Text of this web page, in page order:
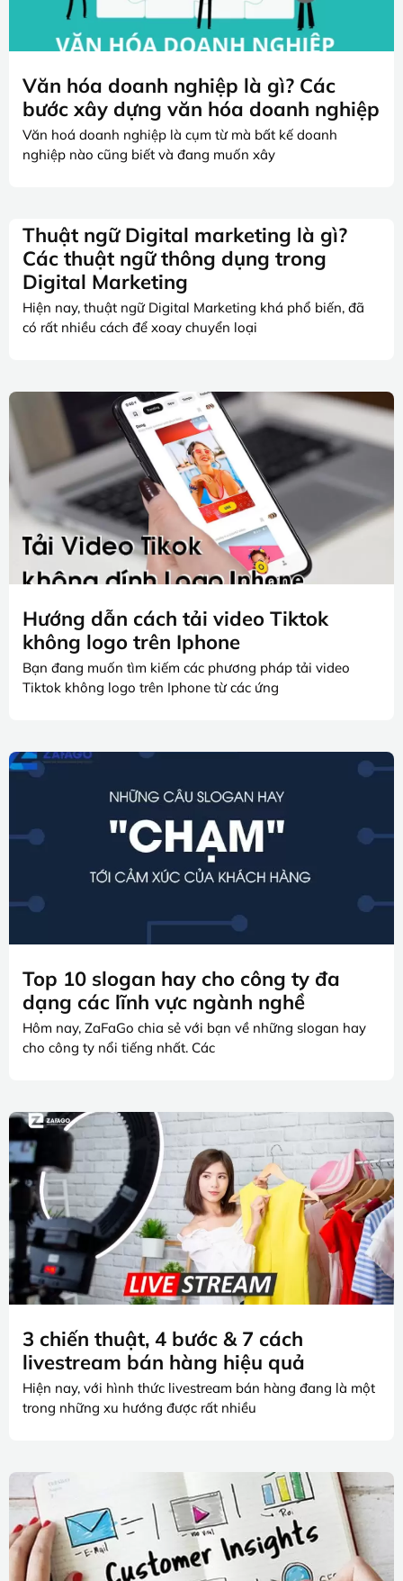
Văn hóa doanh nghiệp là gì? Các
bước xây dựng văn hóa doanh nghiệp
Văn hoá doanh nghiệp là cụm từ mà bất kế doanh
nghiệp nào cũng biết và đang muốn xây
Thuật ngữ Digital marketing là gì?
Các thuật ngữ thông dụng trong
Digital Marketing
Hiện nay, thuật ngữ Digital Marketing khá phổ biến, đã
có rất nhiều cách để xoay chuyển loại
Hướng dẫn cách tải video Tiktok
không logo trên Iphone
Bạn đang muốn tìm kiếm các phương pháp tải video
Tiktok không logo trên Iphone từ các ứng
Top 10 slogan hay cho công ty đa
dạng các lĩnh vực ngành nghề
Hôm nay, ZaFaGo chia sẻ với bạn về những slogan hay
cho công ty nổi tiếng nhất. Các
3 chiến thuật, 4 bước & 7 cách
livestream bán hàng hiệu quả
Hiện nay, với hình thức livestream bán hàng đang là một
trong những xu hướng được rất nhiều